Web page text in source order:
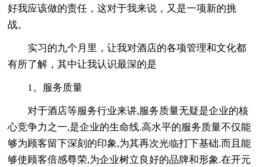
好我应该做的责任，这对于我来说，又是一项新的挑
战。
实习的九个月里，让我对酒店的各项管理和文化都
有所了解，其中让我认识最深的是
1。服务质量
对于酒店等服务行业来讲,服务质量无疑是企业的核
心竞争力之一,是企业的生命线.高水平的服务质量不仅能
够为顾客留下深刻的印象,为其再次光临打下基础.而且能
够使顾客倍感尊荣,为企业树立良好的品牌和形象.在开元